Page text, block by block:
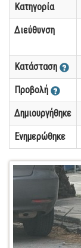
Κατηγορία
Διεύθυνση
Κατάσταση
Προβολή
Δημιουργήθηκε
Ενημερώθηκε